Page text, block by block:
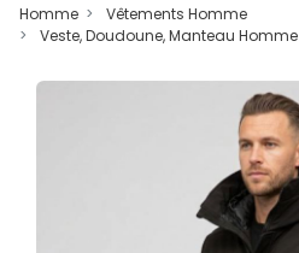
Homme
Vêtements Homme
Veste, Doudoune, Manteau Homme